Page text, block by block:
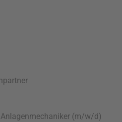
Anlagenmechaniker (m/w/d)